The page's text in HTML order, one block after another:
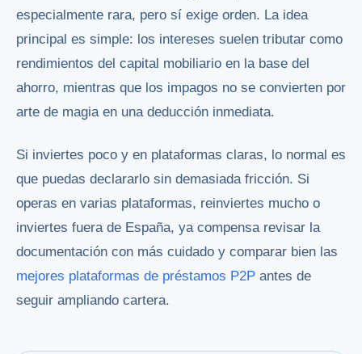
especialmente rara, pero sí exige orden. La idea
principal es simple: los intereses suelen tributar como
rendimientos del capital mobiliario en la base del
ahorro, mientras que los impagos no se convierten por
arte de magia en una deducción inmediata.
Si inviertes poco y en plataformas claras, lo normal es
que puedas declararlo sin demasiada fricción. Si
operas en varias plataformas, reinviertes mucho o
inviertes fuera de España, ya compensa revisar la
documentación con más cuidado y comparar bien las
mejores plataformas de préstamos P2P antes de
seguir ampliando cartera.